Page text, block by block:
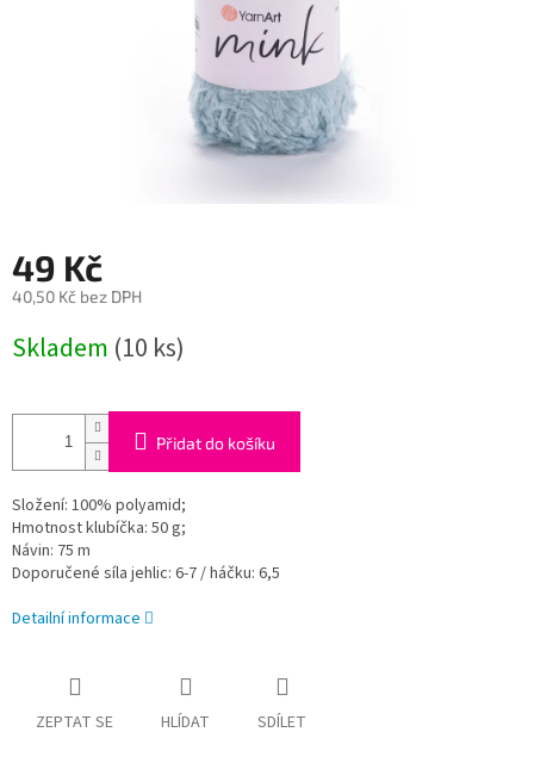
49 Kč
40,50 Kč bez DPH
cena:
Skladem (10 ks)
Přidat do košíku
Složení: 100% polyamid;
Hmotnost klubíčka: 50 g;
Návin: 75 m
Doporučené síla jehlic: 6-7 / háčku: 6,5
Detailní informace
ZEPTAT SE HLÍDAT SDÍLET